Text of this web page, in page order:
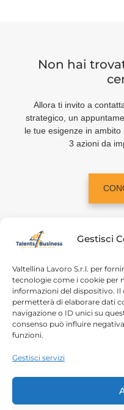
Gestisci
Valtellina Lavoro S.r.l. per
tecnologie come i cookie per
informazioni del dispositivo.
permetterà di elaborare dati
navigazione o ID unici su
consenso può influire
funzioni.
Gestisci servizi
Non hai
Allora ti invito a
strategico, un
le tue esigenze in
3 azioni da
Home
Login
Contatti
Autorizzazioni